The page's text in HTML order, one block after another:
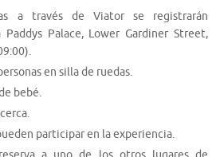
a través de Viator se registrarán
Palace, Lower Gardiner Street,
en silla de ruedas.
bebé.
cerca.
participar en la experiencia.